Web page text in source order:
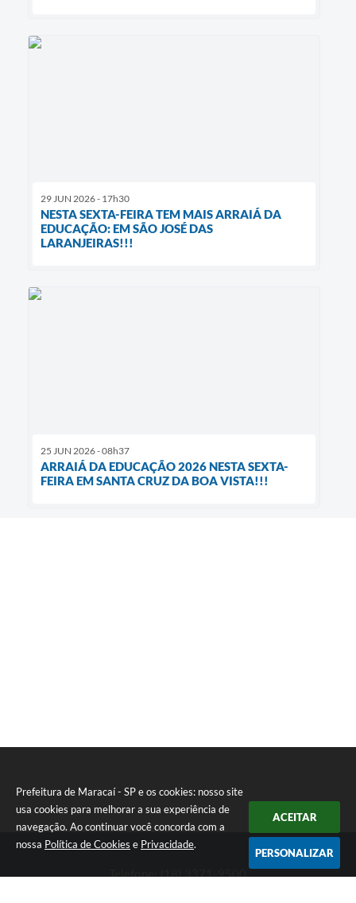
Prefeitura de Maracaí - SP e os cookies: nosso site
usa cookies para melhorar a sua experiência de
navegação. Ao continuar você concorda com a
nossa Política de Cookies e Privacidade.
ACEITAR
PERSONALIZAR
29 JUN 2026 - 17h30
NESTA SEXTA-FEIRA TEM MAIS ARRAIÁ DA
EDUCAÇÃO: EM SÃO JOSÉ DAS
LARANJEIRAS!!!
25 JUN 2026 - 08h37
ARRAIÁ DA EDUCAÇÃO 2026 NESTA SEXTA-
FEIRA EM SANTA CRUZ DA BOA VISTA!!!
Telefone: (18) 3371-9500